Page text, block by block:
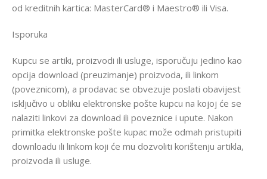
od kreditnih kartica: MasterCard® i Maestro® ili Visa.
Isporuka
Kupcu se artiki, proizvodi ili usluge, isporučuju jedino kao
opcija download (preuzimanje) proizvoda, ili linkom
(poveznicom), a prodavac se obvezuje poslati obavijest
isključivo u obliku elektronske pošte kupcu na kojoj će se
nalaziti linkovi za download ili poveznice i upute. Nakon
primitka elektronske pošte kupac može odmah pristupiti
downloadu ili linkom koji će mu dozvoliti korištenju artikla,
proizvoda ili usluge.